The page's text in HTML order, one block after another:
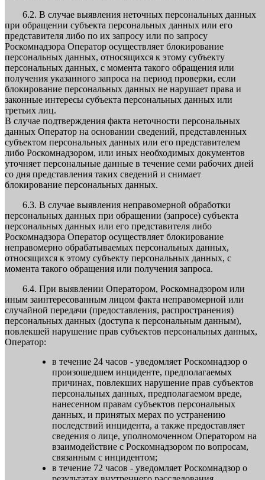
6.2. В случае выявления неточных персональных данных
при обращении субъекта персональных данных или его
представителя либо по их запросу или по запросу
Роскомнадзора Оператор осуществляет блокирование
персональных данных, относящихся к этому субъекту
персональных данных, с момента такого обращения или
получения указанного запроса на период проверки, если
блокирование персональных данных не нарушает права и
законные интересы субъекта персональных данных или
третьих лиц.
В случае подтверждения факта неточности персональных
данных Оператор на основании сведений, представленных
субъектом персональных данных или его представителем
либо Роскомнадзором, или иных необходимых документов
уточняет персональные данные в течение семи рабочих дней
со дня представления таких сведений и снимает
блокирование персональных данных.
6.3. В случае выявления неправомерной обработки
персональных данных при обращении (запросе) субъекта
персональных данных или его представителя либо
Роскомнадзора Оператор осуществляет блокирование
неправомерно обрабатываемых персональных данных,
относящихся к этому субъекту персональных данных, с
момента такого обращения или получения запроса.
6.4. При выявлении Оператором, Роскомнадзором или
иным заинтересованным лицом факта неправомерной или
случайной передачи (предоставления, распространения)
персональных данных (доступа к персональным данным),
повлекшей нарушение прав субъектов персональных данных,
Оператор:
в течение 24 часов - уведомляет Роскомнадзор о
произошедшем инциденте, предполагаемых
причинах, повлекших нарушение прав субъектов
персональных данных, предполагаемом вреде,
нанесенном правам субъектов персональных
данных, и принятых мерах по устранению
последствий инцидента, а также предоставляет
сведения о лице, уполномоченном Оператором на
взаимодействие с Роскомнадзором по вопросам,
связанным с инцидентом;
в течение 72 часов - уведомляет Роскомнадзор о